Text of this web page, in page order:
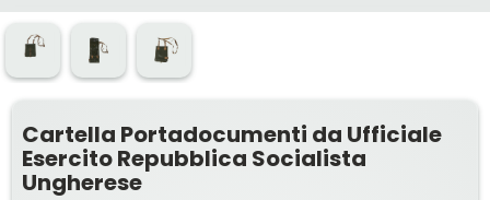
Cartella Portadocumenti da Ufficiale
Esercito Repubblica Socialista
Ungherese